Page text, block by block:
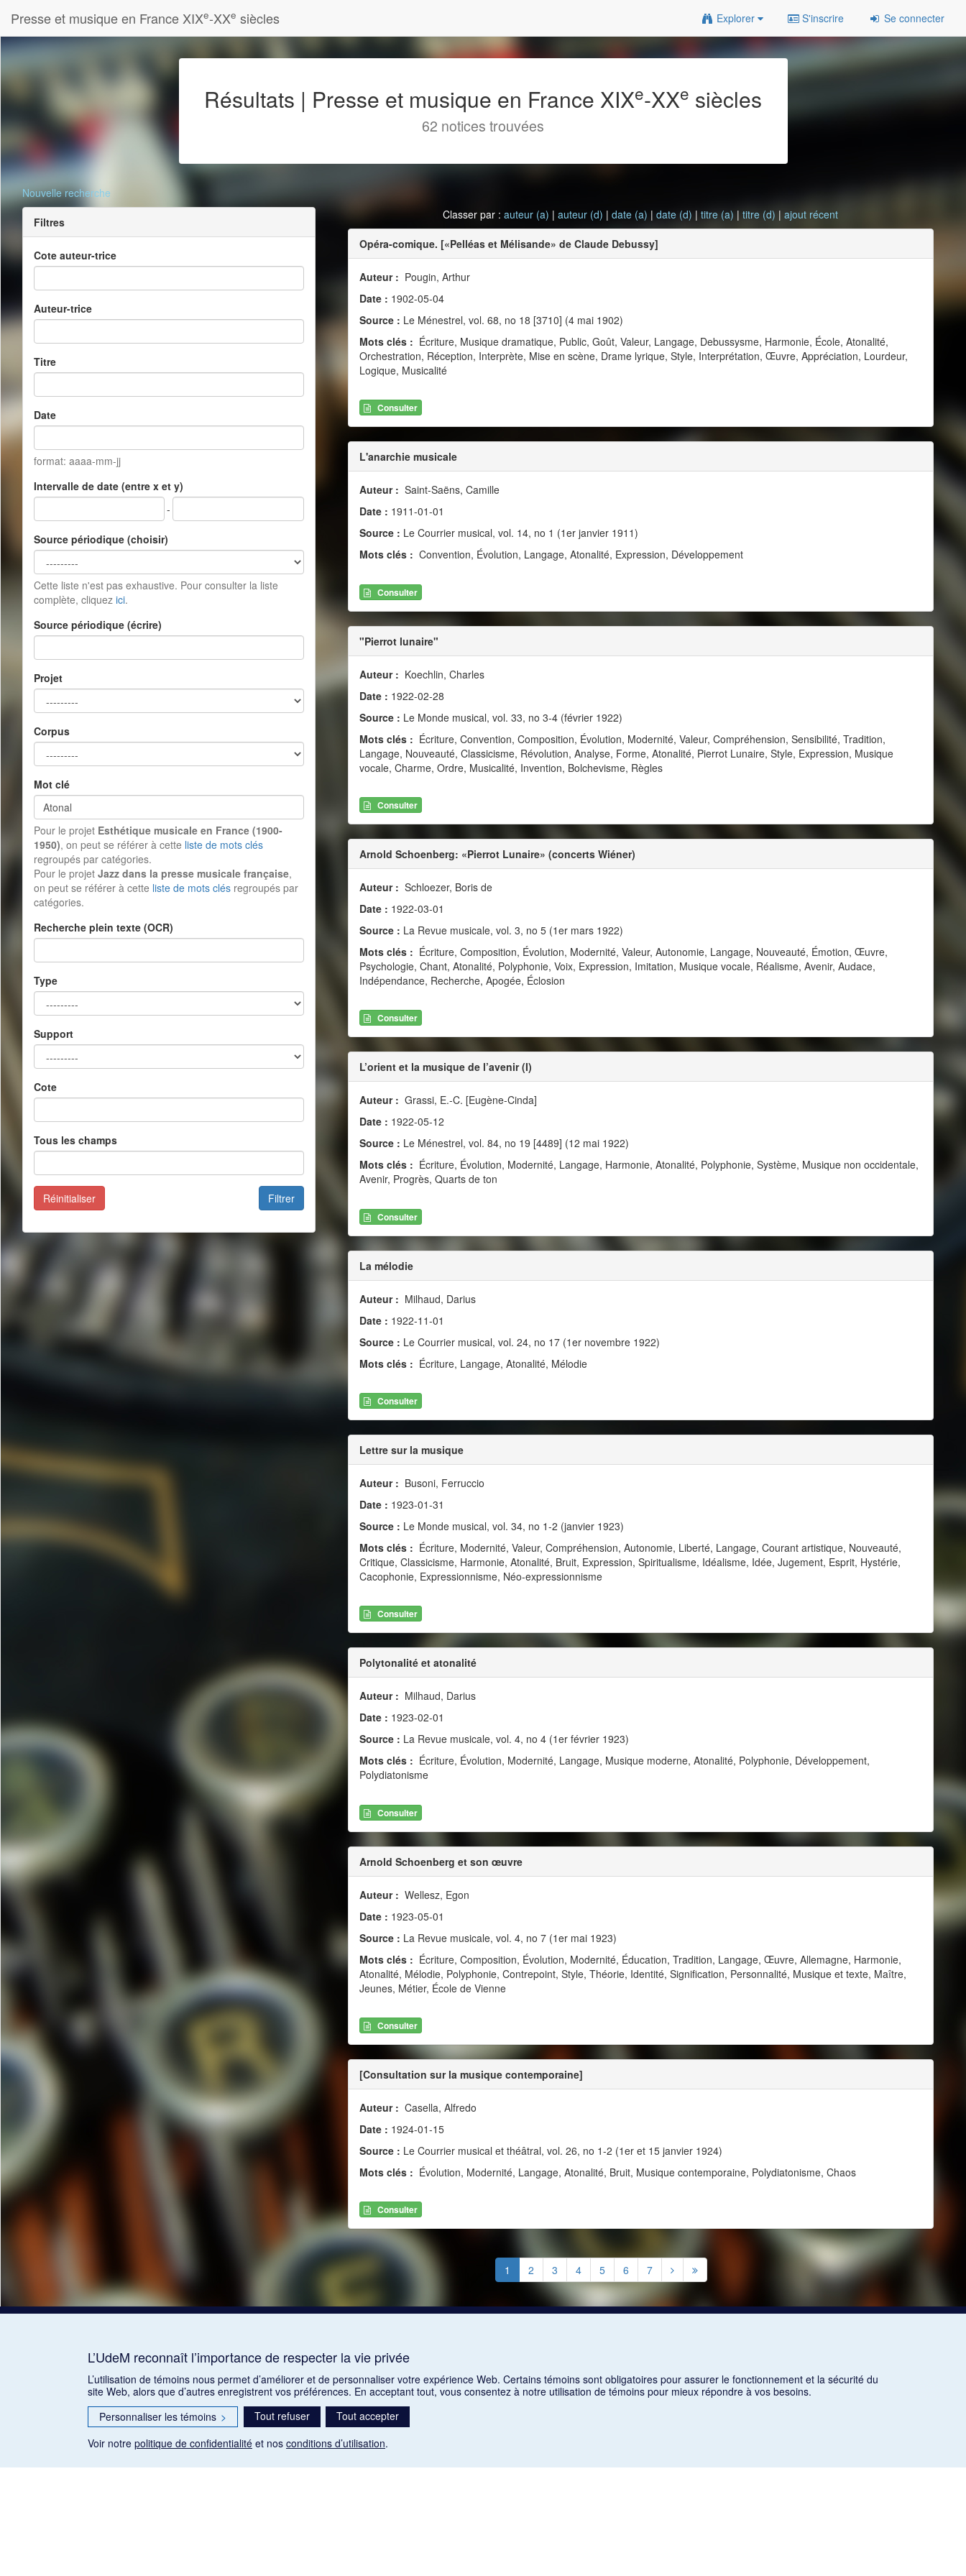
Presse et musique en France XIXe-XXe siècles Explorer S'inscrire Se connecter
Résultats | Presse et musique en France XIXe-XXe siècles
62 notices trouvées
Nouvelle recherche
Filtres
Cote auteur-trice
Auteur-trice
Titre
Date
format: aaaa-mm-jj
Intervalle de date (entre x et y)
-
Source périodique (choisir)
Cette liste n'est pas exhaustive. Pour consulter la liste
complète, cliquez ici.
Source périodique (écrire)
Projet
Corpus
Mot clé
Pour le projet Esthétique musicale en France (1900-
1950), on peut se référer à cette liste de mots clés
regroupés par catégories.
Pour le projet Jazz dans la presse musicale française,
on peut se référer à cette liste de mots clés regroupés par
catégories.
Recherche plein texte (OCR)
Type
Support
Cote
Tous les champs
Filtrer
Réinitialiser
Classer par :auteur (a) |auteur (d) |date (a) |date (d) |titre (a) |titre (d) |ajout récent
Opéra-comique. [«Pelléas et Mélisande» de Claude Debussy]
Auteur : Pougin, Arthur
Date : 1902-05-04
Source : Le Ménestrel, vol. 68, no 18 [3710] (4 mai 1902)
Mots clés : Écriture, Musique dramatique, Public, Goût, Valeur, Langage, Debussysme, Harmonie, École, Atonalité,
Orchestration, Réception, Interprète, Mise en scène, Drame lyrique, Style, Interprétation, Œuvre, Appréciation, Lourdeur,
Logique, Musicalité
Consulter
L'anarchie musicale
Auteur : Saint-Saëns, Camille
Date : 1911-01-01
Source : Le Courrier musical, vol. 14, no 1 (1er janvier 1911)
Mots clés : Convention, Évolution, Langage, Atonalité, Expression, Développement
Consulter
"Pierrot lunaire"
Auteur : Koechlin, Charles
Date : 1922-02-28
Source : Le Monde musical, vol. 33, no 3-4 (février 1922)
Mots clés : Écriture, Convention, Composition, Évolution, Modernité, Valeur, Compréhension, Sensibilité, Tradition,
Langage, Nouveauté, Classicisme, Révolution, Analyse, Forme, Atonalité, Pierrot Lunaire, Style, Expression, Musique
vocale, Charme, Ordre, Musicalité, Invention, Bolchevisme, Règles
Consulter
Arnold Schoenberg: «Pierrot Lunaire» (concerts Wiéner)
Auteur : Schloezer, Boris de
Date : 1922-03-01
Source : La Revue musicale, vol. 3, no 5 (1er mars 1922)
Mots clés : Écriture, Composition, Évolution, Modernité, Valeur, Autonomie, Langage, Nouveauté, Émotion, Œuvre,
Psychologie, Chant, Atonalité, Polyphonie, Voix, Expression, Imitation, Musique vocale, Réalisme, Avenir, Audace,
Indépendance, Recherche, Apogée, Éclosion
Consulter
L’orient et la musique de l’avenir (I)
Auteur : Grassi, E.-C. [Eugène-Cinda]
Date : 1922-05-12
Source : Le Ménestrel, vol. 84, no 19 [4489] (12 mai 1922)
Mots clés : Écriture, Évolution, Modernité, Langage, Harmonie, Atonalité, Polyphonie, Système, Musique non occidentale,
Avenir, Progrès, Quarts de ton
Consulter
La mélodie
Auteur : Milhaud, Darius
Date : 1922-11-01
Source : Le Courrier musical, vol. 24, no 17 (1er novembre 1922)
Mots clés : Écriture, Langage, Atonalité, Mélodie
Consulter
Lettre sur la musique
Auteur : Busoni, Ferruccio
Date : 1923-01-31
Source : Le Monde musical, vol. 34, no 1-2 (janvier 1923)
Mots clés : Écriture, Modernité, Valeur, Compréhension, Autonomie, Liberté, Langage, Courant artistique, Nouveauté,
Critique, Classicisme, Harmonie, Atonalité, Bruit, Expression, Spiritualisme, Idéalisme, Idée, Jugement, Esprit, Hystérie,
Cacophonie, Expressionnisme, Néo-expressionnisme
Consulter
Polytonalité et atonalité
Auteur : Milhaud, Darius
Date : 1923-02-01
Source : La Revue musicale, vol. 4, no 4 (1er février 1923)
Mots clés : Écriture, Évolution, Modernité, Langage, Musique moderne, Atonalité, Polyphonie, Développement,
Polydiatonisme
Consulter
Arnold Schoenberg et son œuvre
Auteur : Wellesz, Egon
Date : 1923-05-01
Source : La Revue musicale, vol. 4, no 7 (1er mai 1923)
Mots clés : Écriture, Composition, Évolution, Modernité, Éducation, Tradition, Langage, Œuvre, Allemagne, Harmonie,
Atonalité, Mélodie, Polyphonie, Contrepoint, Style, Théorie, Identité, Signification, Personnalité, Musique et texte, Maître,
Jeunes, Métier, École de Vienne
Consulter
[Consultation sur la musique contemporaine]
Auteur : Casella, Alfredo
Date : 1924-01-15
Source : Le Courrier musical et théâtral, vol. 26, no 1-2 (1er et 15 janvier 1924)
Mots clés : Évolution, Modernité, Langage, Atonalité, Bruit, Musique contemporaine, Polydiatonisme, Chaos
Consulter
1 2 3 4 5 6 7
L’UdeM reconnaît l’importance de respecter la vie privée
L’utilisation de témoins nous permet d’améliorer et de personnaliser votre expérience Web. Certains témoins sont obligatoires pour assurer le fonctionnement et la sécurité du
site Web, alors que d’autres enregistrent vos préférences. En acceptant tout, vous consentez à notre utilisation de témoins pour mieux répondre à vos besoins.
Personnaliser les témoins > Tout refuser
Tout accepter
Voir notre politique de confidentialité et nos conditions d’utilisation.